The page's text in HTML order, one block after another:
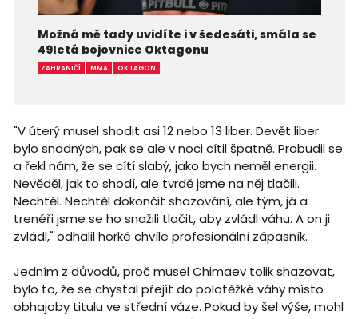
Možná mě tady uvidíte i v šedesáti, smála se
49letá bojovnice Oktagonu
ZAHRANIČÍ MMA OKTAGON
"V úterý musel shodit asi 12 nebo 13 liber. Devět liber
bylo snadných, pak se ale v noci cítil špatně. Probudil se
a řekl nám, že se cítí slabý, jako bych neměl energii.
Nevěděl, jak to shodí, ale tvrdě jsme na něj tlačili.
Nechtěl. Nechtěl dokončit shazování, ale tým, já a
trenéři jsme se ho snažili tlačit, aby zvládl váhu. A on ji
zvládl," odhalil horké chvíle profesionální zápasník.
Jedním z důvodů, proč musel Chimaev tolik shazovat,
bylo to, že se chystal přejít do polotěžké váhy místo
obhajoby titulu ve střední váze. Pokud by šel výše, mohl